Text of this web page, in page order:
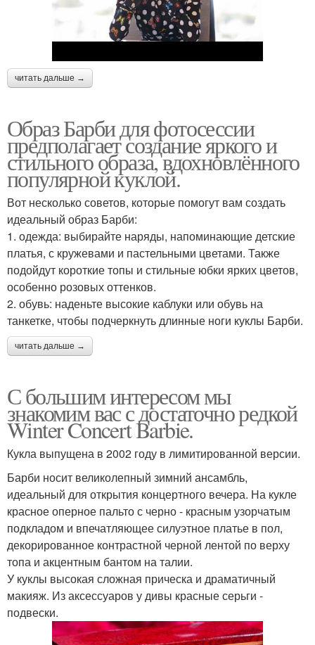
читать дальше →
Образ Барби для фотосессии
предполагает создание яркого и
стильного образа, вдохновлённого
популярной куклой.
Вот несколько советов, которые помогут вам создать
идеальный образ Барби:
1. одежда: выбирайте наряды, напоминающие детские
платья, с кружевами и пастельными цветами. Также
подойдут короткие топы и стильные юбки ярких цветов,
особенно розовых оттенков.
2. обувь: наденьте высокие каблуки или обувь на
танкетке, чтобы подчеркнуть длинные ноги куклы Барби.
читать дальше →
С большим интересом мы
знакомим вас с достаточно редкой
Winter Concert Barbie.
Кукла выпущена в 2002 году в лимитированной версии.
Барби носит великолепный зимний ансамбль,
идеальный для открытия концертного вечера. На кукле
красное оперное пальто с черно - красным узорчатым
подкладом и впечатляющее силуэтное платье в пол,
декорированное контрастной черной лентой по верху
топа и акцентным бантом на талии.
У куклы высокая сложная прическа и драматичный
макияж. Из аксессуаров у дивы красные серьги -
подвески.